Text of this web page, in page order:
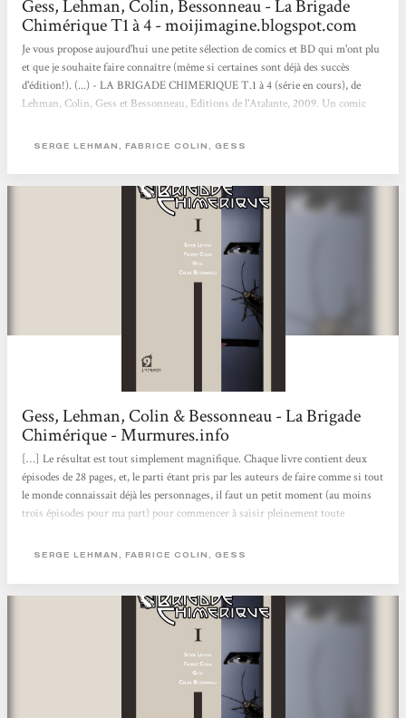
Gess, Lehman, Colin, Bessonneau - La Brigade
Chimérique T1 à 4 - moijimagine.blogspot.com
Je vous propose aujourd'hui une petite sélection de comics et BD qui m'ont plu
et que je souhaite faire connaître (même si certaines sont déjà des succès
d'édition!). (...) - LA BRIGADE CHIMERIQUE T.1 à 4 (série en cours), de
Lehman, Colin, Gess et Bessonneau, Editions de l'Atalante, 2009. Un comic
forme mais basant son histoire juste avant la seconde guerre mondiale. Les
période d'avant guerre où pouvoirs mystiques et super-sciences...
SERGE LEHMAN, FABRICE COLIN, GESS
Gess, Lehman, Colin & Bessonneau - La Brigade
Chimérique - Murmures.info
[…] Le résultat est tout simplement magnifique. Chaque livre contient deux
épisodes de 28 pages, et, le parti étant pris par les auteurs de faire comme si tout
le monde connaissait déjà les personnages, il faut un petit moment (au moins
trois épisodes pour ma part) pour commencer à saisir pleinement toute
comics américains, et les couvertures (du livre comme de chacun des épisodes)
qui colle parfaitement au contexte et tranche avec celui...
SERGE LEHMAN, FABRICE COLIN, GESS